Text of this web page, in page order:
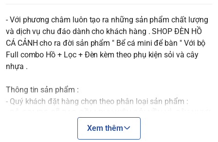
- Với phương châm luôn tạo ra những sản phẩm chất lượng
và dịch vụ chu đáo dành cho khách hàng . SHOP ĐÈN HỒ
CÁ CẢNH cho ra đời sản phẩm " Bể cá mini để bàn " Với bộ
Full combo Hồ + Lọc + Đèn kèm theo phụ kiện sỏi và cây
nhựa .
Thông tin sản phẩm :
- Quý khách đặt hàng chọn theo phân loại sản phẩm :
- BỘ COMBO + KHUNG : Sẽ bao gồm bộ combo kèm khung
Xem thêm